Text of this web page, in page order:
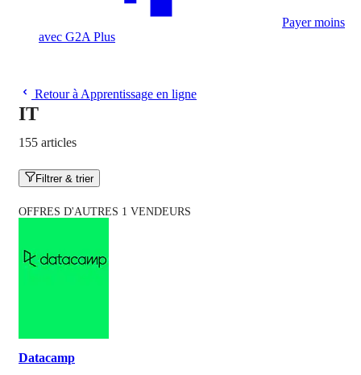
Payer moins
avec G2A Plus
Retour à Apprentissage en ligne
IT
155 articles
Filtrer & trier
OFFRES D'AUTRES 1 VENDEURS
Datacamp